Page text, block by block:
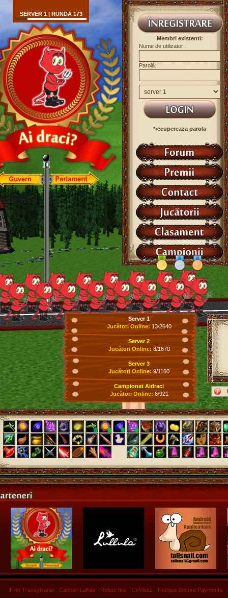
SERVER 1 | RUNDA 173
Membri existenti:
Nume de utilizator:
Parolă:
*recupereaza parola
Server 1
Jucători Online: 13/2640
Server 2
Jucători Online: 8/1670
Server 3
Jucători Online: 9/1160
Campionat Aidraci
Jucători Online: 6/921
Fine Transylvania Cadouri Lullula Retete fine CeVisez Netopia Secure Payments